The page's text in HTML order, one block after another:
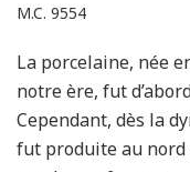
M.C. 9554
La porcelaine, née
notre ère, fut
Cependant, dès la
fut produite au nord